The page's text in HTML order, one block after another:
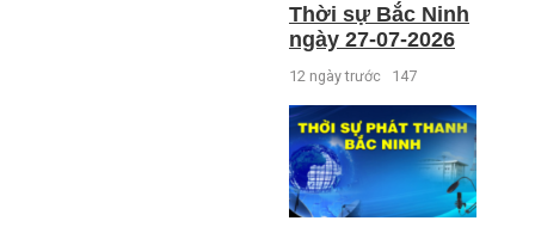
Thời sự Bắc Ninh
ngày 27-07-2026
12 ngày trước 147